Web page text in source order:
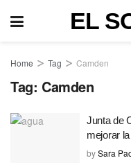
EL
Home Tag Camden
Tag: Camden
Junta de
mejorar
bySara